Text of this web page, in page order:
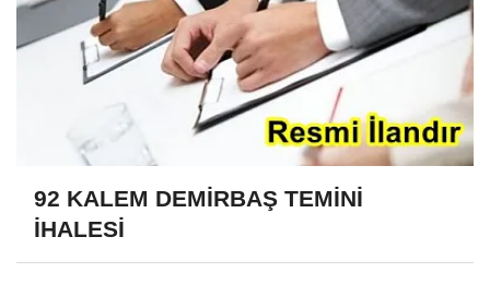
92 KALEM DEMİRBAŞ TEMİNİ
İHALESİ